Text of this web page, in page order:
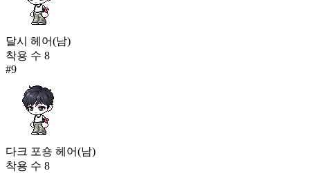
달시 헤어(남)
착용 수 8
#9
다크 포숑 헤어(남)
착용 수 8